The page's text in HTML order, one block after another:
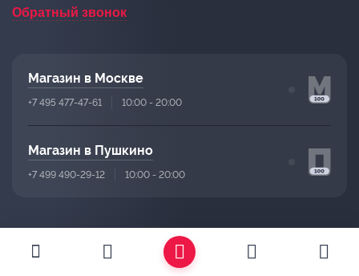
Обратный звонок
Магазин в Москве
+7 495 477-47-61 10:00 - 20:00
Магазин в Пушкино
+7 499 490-29-12 10:00 - 20:00
Подписаться на рассылку